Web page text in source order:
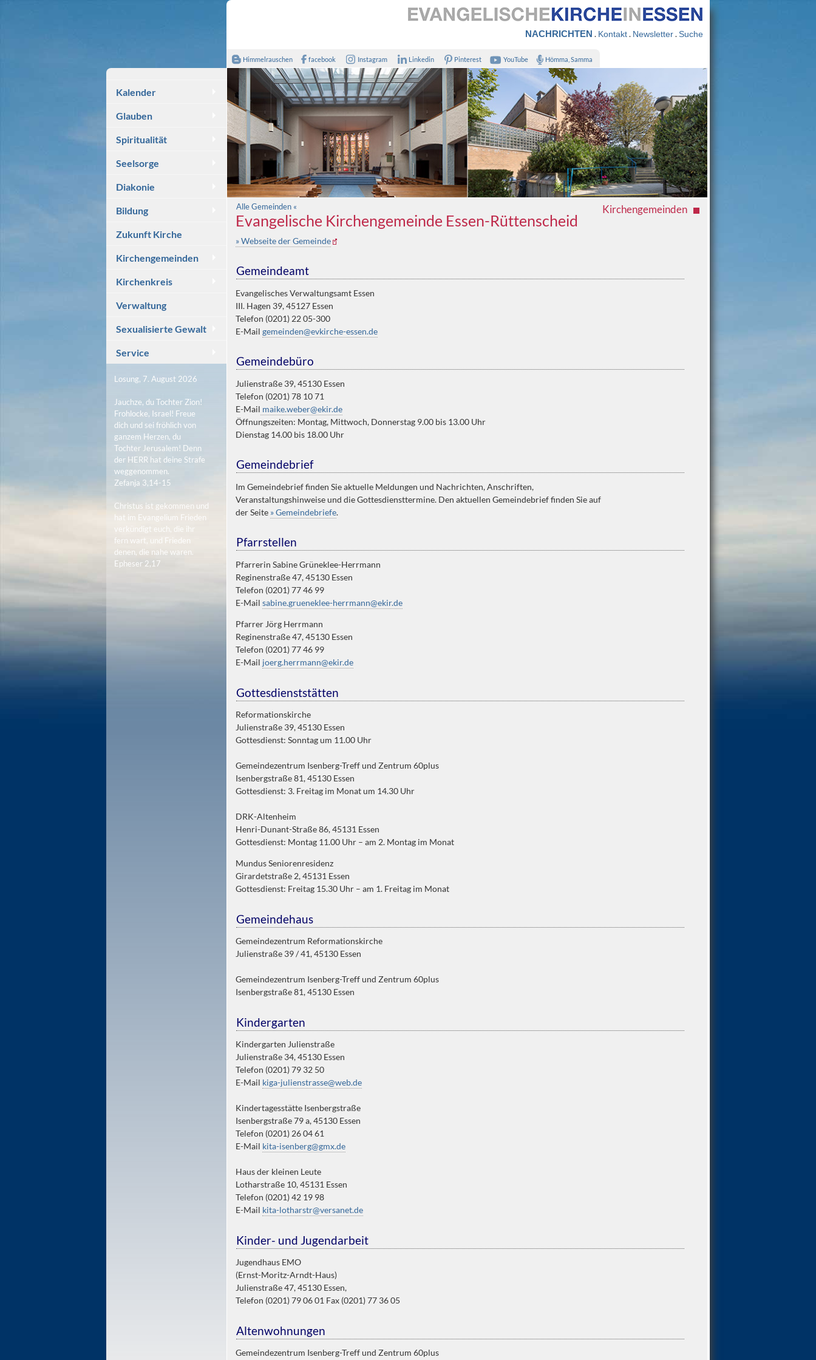
NACHRICHTEN . Kontakt. Newsletter.Suche
Himmelrauschen facebook Instagram Linkedin Pinterest YouTube Hömma, Samma
Kalender
Glauben
Spiritualität
Seelsorge
Diakonie
Bildung
Zukunft Kirche
Kirchengemeinden
Kirchenkreis
Verwaltung
Sexualisierte Gewalt
Service
Losung, 7. August 2026
Jauchze, du Tochter Zion!
Frohlocke, Israel! Freue
dich und sei fröhlich von
ganzem Herzen, du
Tochter Jerusalem! Denn
der HERR hat deine Strafe
weggenommen.
Zefanja 3,14-15
Christus ist gekommen und
hat im Evangelium Frieden
verkündigt euch, die ihr
fern wart, und Frieden
denen, die nahe waren.
Epheser 2,17
Kirchengemeinden
Alle Gemeinden «
Evangelische Kirchengemeinde Essen-Rüttenscheid
» Webseite der Gemeinde
Gemeindeamt
Evangelisches Verwaltungsamt Essen
III. Hagen 39, 45127 Essen
Telefon (0201) 22 05-300
E-Mailgemeinden@evkirche-essen.de
Gemeindebüro
Julienstraße 39, 45130 Essen
Telefon (0201) 78 10 71
E-Mail maike.weber@ekir.de
Öffnungszeiten: Montag, Mittwoch, Donnerstag 9.00 bis 13.00 Uhr
Dienstag 14.00 bis 18.00 Uhr
Gemeindebrief
Im Gemeindebrief finden Sie aktuelle Meldungen und Nachrichten, Anschriften,
Veranstaltungshinweise und die Gottesdiensttermine. Den aktuellen Gemeindebrief finden Sie auf
der Seite » Gemeindebriefe.
Pfarrstellen
Pfarrerin Sabine Grüneklee-Herrmann
Reginenstraße 47, 45130 Essen
Telefon (0201) 77 46 99
E-Mailsabine.grueneklee-herrmann@ekir.de
Pfarrer Jörg Herrmann
Reginenstraße 47, 45130 Essen
Telefon (0201) 77 46 99
E-Mail joerg.herrmann@ekir.de
Gottesdienststätten
Reformationskirche
Julienstraße 39, 45130 Essen
Gottesdienst: Sonntag um 11.00 Uhr
Gemeindezentrum Isenberg-Treff und Zentrum 60plus
Isenbergstraße 81, 45130 Essen
Gottesdienst: 3. Freitag im Monat um 14.30 Uhr
DRK-Altenheim
Henri-Dunant-Straße 86, 45131 Essen
Gottesdienst: Montag 11.00 Uhr – am 2. Montag im Monat
Mundus Seniorenresidenz
Girardetstraße 2, 45131 Essen
Gottesdienst: Freitag 15.30 Uhr – am 1. Freitag im Monat
Gemeindehaus
Gemeindezentrum Reformationskirche
Julienstraße 39 / 41, 45130 Essen
Gemeindezentrum Isenberg-Treff und Zentrum 60plus
Isenbergstraße 81, 45130 Essen
Kindergarten
Kindergarten Julienstraße
Julienstraße 34, 45130 Essen
Telefon (0201) 79 32 50
E-Mail kiga-julienstrasse@web.de
Kindertagesstätte Isenbergstraße
Isenbergstraße 79 a, 45130 Essen
Telefon (0201) 26 04 61
E-Mail kita-isenberg@gmx.de
Haus der kleinen Leute
Lotharstraße 10, 45131 Essen
Telefon (0201) 42 19 98
E-Mail kita-lotharstr@versanet.de
Kinder- und Jugendarbeit
Jugendhaus EMO
(Ernst-Moritz-Arndt-Haus)
Julienstraße 47, 45130 Essen,
Telefon (0201) 79 06 01 Fax (0201) 77 36 05
Altenwohnungen
Gemeindezentrum Isenberg-Treff und Zentrum 60plus